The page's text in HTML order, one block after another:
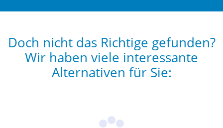
Doch nicht das Richtige gefunden?
Wir haben viele interessante
Alternativen für Sie: